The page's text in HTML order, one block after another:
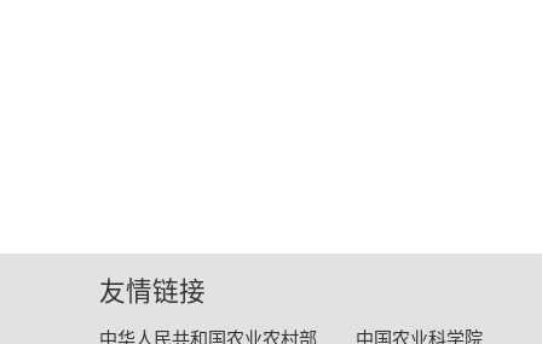
友情链接
中华人民共和国农业农村部 中国农业科学院